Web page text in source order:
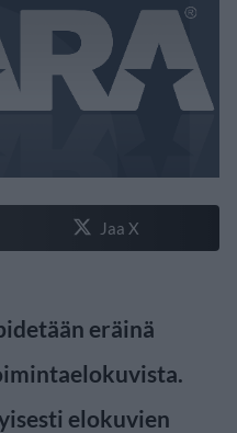
Jaa X
eräinä
elokuvien